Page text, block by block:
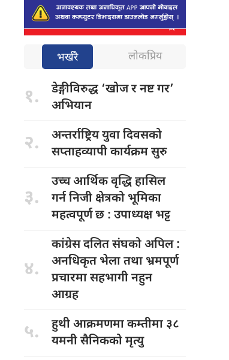
भर्खरै लोकप्रिय
१. डेङ्गीविरुद्ध ‘खोजर नष्ट गर’
अभियान
२. अन्तर्राष्ट्रिय युवादिवसको
सप्ताहव्यापी कार्यक्रम सुरु
३.
उच्च आर्थिकवृद्धि हासिल
गर्न निजी क्षेत्रको भूमिका
महत्वपूर्ण छ : उपाध्यक्ष भट्ट
४.
कांग्रेस दलितसंघको अपिल :
अनधिकृत भेला तथा भ्रमपूर्ण
प्रचारमा सहभागी नहुन
आग्रह
५. हुथी आक्रमणमाकम्तीमा ३८
यमनी सैनिकको मृत्यु